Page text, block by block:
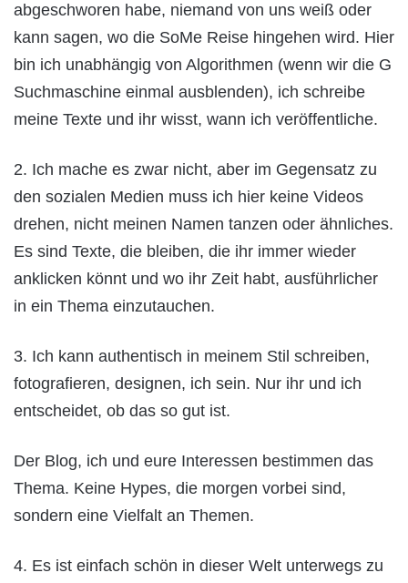
abgeschworen habe, niemand von uns weiß oder
kann sagen, wo die SoMe Reise hingehen wird. Hier
bin ich unabhängig von Algorithmen (wenn wir die G
Suchmaschine einmal ausblenden), ich schreibe
meine Texte und ihr wisst, wann ich veröffentliche.
2. Ich mache es zwar nicht, aber im Gegensatz zu
den sozialen Medien muss ich hier keine Videos
drehen, nicht meinen Namen tanzen oder ähnliches.
Es sind Texte, die bleiben, die ihr immer wieder
anklicken könnt und wo ihr Zeit habt, ausführlicher
in ein Thema einzutauchen.
3. Ich kann authentisch in meinem Stil schreiben,
fotografieren, designen, ich sein. Nur ihr und ich
entscheidet, ob das so gut ist.
Der Blog, ich und eure Interessen bestimmen das
Thema. Keine Hypes, die morgen vorbei sind,
sondern eine Vielfalt an Themen.
4. Es ist einfach schön in dieser Welt unterwegs zu